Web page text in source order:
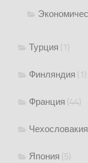
Турция (1)
Финляндия (1)
Франция (44)
Чехословакия
Япония (5)